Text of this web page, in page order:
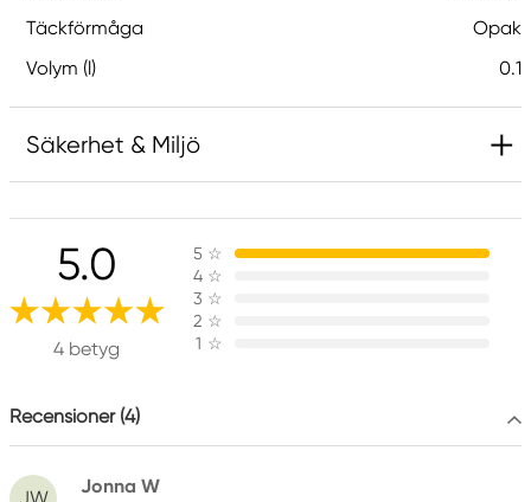
Täckförmåga
Opak
Volym (l)
0.1
Säkerhet & Miljö
Ansvarig EU
Panduro Acrylic
Panduro
205 14 Malmö, Sweden
www.panduro.com
5.0
4 betyg
5 ☆
4 ☆
3 ☆
2 ☆
1 ☆
Recensioner (4)
Jonna W